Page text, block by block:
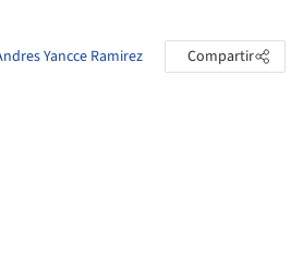
Yancce Ramirez Compartir